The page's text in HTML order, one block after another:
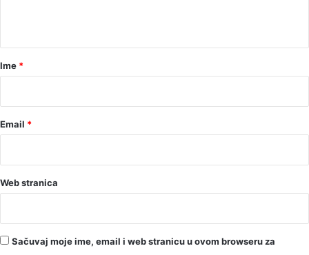
rIme *
Email *
Web stranica
Sačuvaj moje ime, email i web stranicu u ovom browseru za